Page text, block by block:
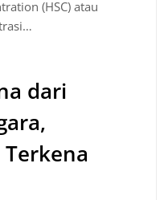
(HSC) atau
dari